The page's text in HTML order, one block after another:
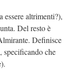
essere altrimenti?),
Del resto è
Definisce
specificando che